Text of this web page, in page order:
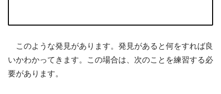
このような発見があります。発見があると何をすれば良
いかわかってきます。この場合は、次のことを練習する必
要があります。